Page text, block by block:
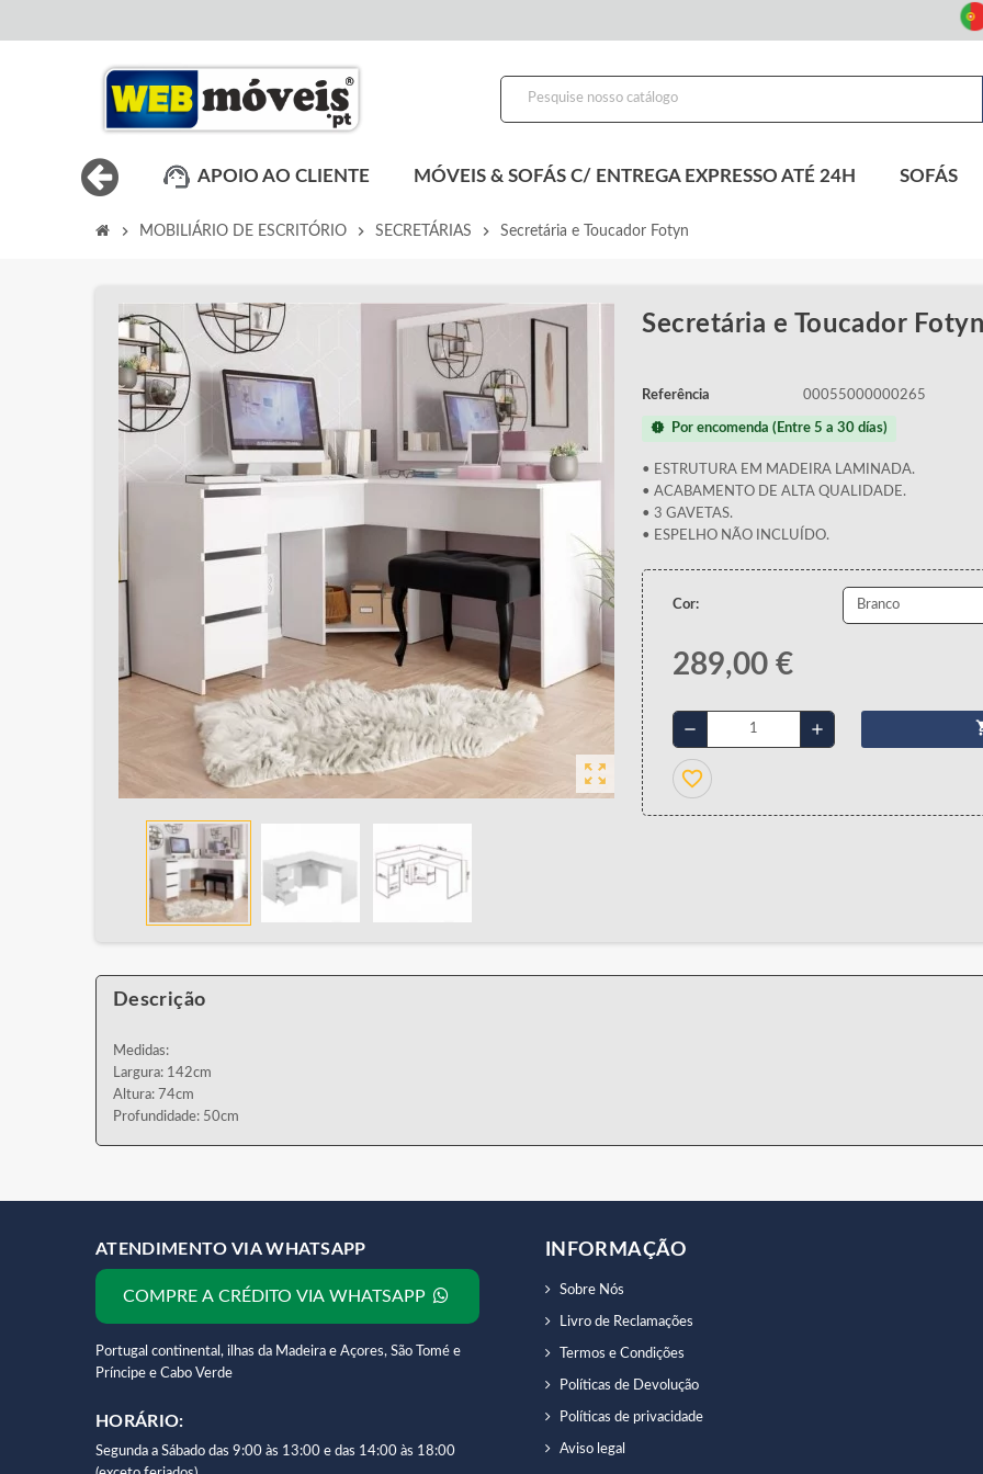
APOIO AO CLIENTE MÓVEIS & SOFÁS C/ ENTREGA EXPRESSO ATÉ 24H SOFÁS
chevron_right MOBILIÁRIO DE ESCRITÓRIO chevron_right SECRETÁRIAS chevron_right Secretária e Toucador Fotyn
zoom_out_map
Secretária e Toucador Fotyn
Referência 00055000000265
new_releases Por encomenda (Entre 5 a 30 días)
• ESTRUTURA EM MADEIRA LAMINADA.
• ACABAMENTO DE ALTA QUALIDADE.
• 3 GAVETAS.
• ESPELHO NÃO INCLUÍDO.
Cor:
289,00 €
remove add
favorite_border
Descrição
Medidas:
Largura: 142cm
Altura: 74cm
Profundidade: 50cm
ATENDIMENTO VIA WHATSAPP
COMPRE A CRÉDITO VIA WHATSAPP
Portugal continental, ilhas da Madeira e Açores, São Tomé e
Príncipe e Cabo Verde
HORÁRIO:
Segunda a Sábado das 9:00 às 13:00 e das 14:00 às 18:00
INFORMAÇÃO
Sobre Nós
Livro de Reclamações
Termos e Condições
Políticas de Devolução
Políticas de privacidade
Aviso legal